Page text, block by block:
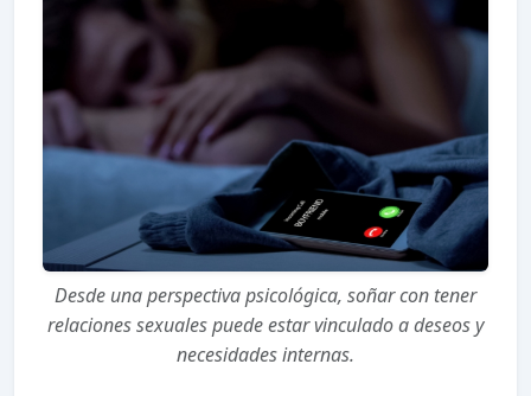
Desde una perspectiva psicológica, soñar con tener
relaciones sexuales puede estar vinculado a deseos y
necesidades internas.